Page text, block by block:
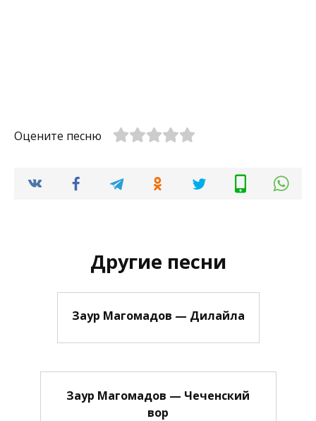
Оцените песню
Другие песни
Заур Магомадов — Дилайла
Заур Магомадов — Чеченский
вор